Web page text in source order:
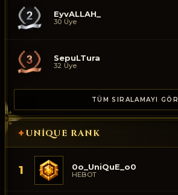
EyvALLAH_
30 Üye
SepuLTura
32 Üye
TÜM SIRALAMAYI GÖR
+ UNIQUE RANK
1 0o_UniQuE_o0
HEBOT